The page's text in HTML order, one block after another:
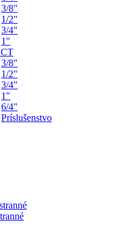
3/8"
1/2"
3/4"
1"
3/8"
1/2"
3/4"
1"
6/4"
Príslušenstvo